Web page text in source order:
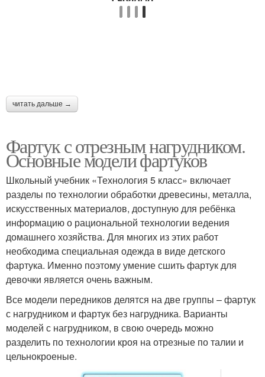
читать дальше →
Фартук с отрезным нагрудником.
Основные модели фартуков
Школьный учебник «Технология 5 класс» включает
разделы по технологии обработки древесины, металла,
искусственных материалов, доступную для ребёнка
информацию о рациональной технологии ведения
домашнего хозяйства. Для многих из этих работ
необходима специальная одежда в виде детского
фартука. Именно поэтому умение сшить фартук для
девочки является очень важным.
Все модели передников делятся на две группы – фартук
с нагрудником и фартук без нагрудника. Варианты
моделей с нагрудником, в свою очередь можно
разделить по технологии кроя на отрезные по талии и
цельнокроеные.